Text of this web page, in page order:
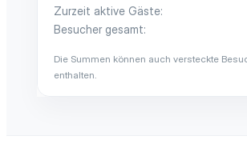
Zurzeit aktive Gäste
Besucher gesamt
Die Summen können auch versteckte
enthalten.